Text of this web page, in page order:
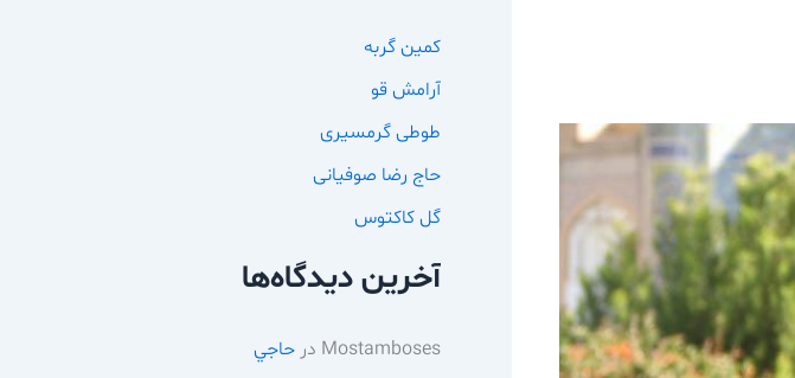
کمین گربه
آرامش قو
طوطی گرمسیری
حاج رضا صوفیانی
گل کاکتوس
آخرین دیدگاه‌ها
Mostamboses در حاجي